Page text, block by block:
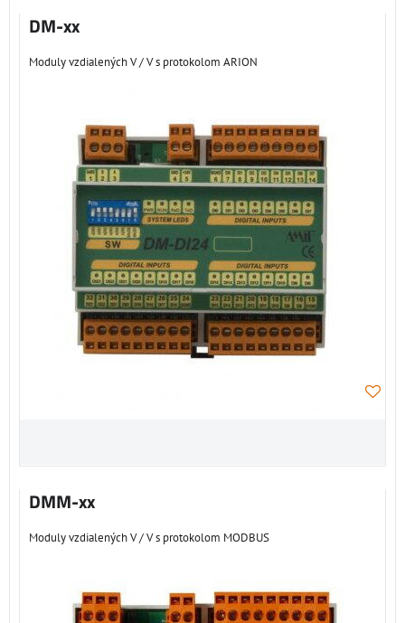
DM-xx
Moduly vzdialených V / V s protokolom ARION
DMM-xx
Moduly vzdialených V / V s protokolom MODBUS